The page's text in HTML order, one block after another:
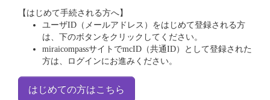
【はじめて手続される方へ】
ユーザID（メールアドレス）をはじめて登録される方
は、下のボタンをクリックしてください。
miraicompassサイトでmcID（共通ID）として登録された
方は、ログインにお進みください。
はじめての方はこちら